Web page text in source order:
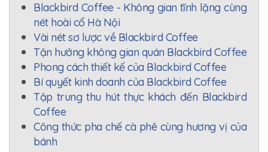
Blackbird Coffee - Không gian tĩnh lặng cùng
nét hoài cổ Hà Nội
Vài nét sơ lược về Blackbird Coffee
Tận hưởng không gian quán Blackbird Coffee
Phong cách thiết kế của Blackbird Coffee
Bí quyết kinh doanh của Blackbird Coffee
Tập trung thu hút thực khách đến Blackbird
Coffee
Công thức pha chế cà phê cùng hương vị của
bánh